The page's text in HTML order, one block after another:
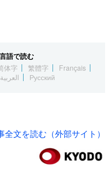
語で読む
体字 繁體字
Français
العربية Русский
全文を読む（外部サイト）